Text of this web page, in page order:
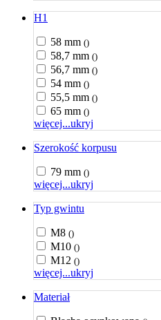
H1
58 mm ()
58,7 mm ()
56,7 mm ()
54 mm ()
55,5 mm ()
65 mm ()
więcej...ukryj
Szerokość korpusu
79 mm ()
więcej...ukryj
Typ gwintu
M8 ()
M10 ()
M12 ()
więcej...ukryj
Materiał